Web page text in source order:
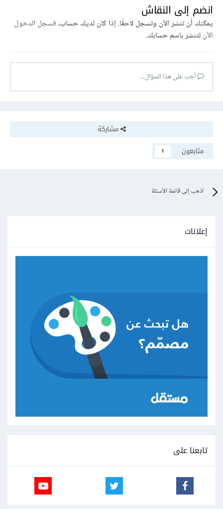
انضم إلى النقاش
يمكنك أن تنشر الآن وتسجل لاحقًا. إذا كان لديك حساب،فسجل الدخول
الآنلتنشر باسم حسابك.
أجب على هذا السؤال...
مشاركة
متابعون
1
اذهب إلى قائمة الأسئلة
إعلانات
تابعنا على